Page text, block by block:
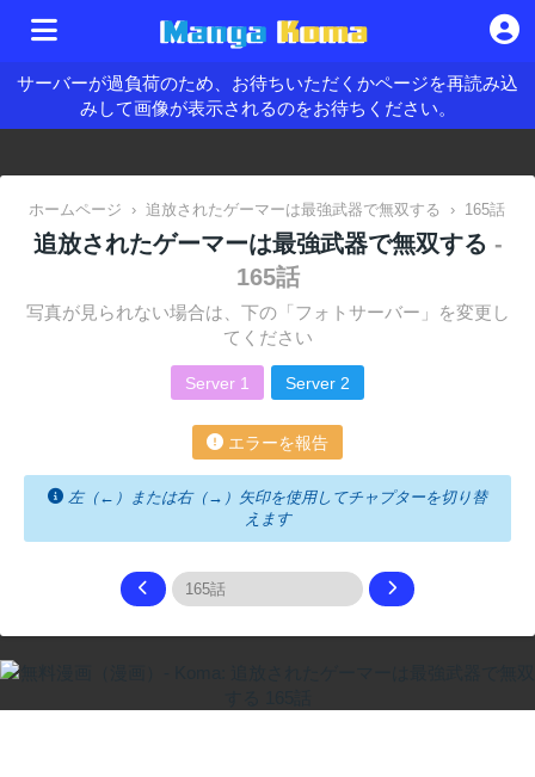
サーバーが過負荷のため、お待ちいただくかページを再読み込
みして画像が表示されるのをお待ちください。
ホームページ › 追放されたゲーマーは最強武器で無双する › 165話
追放されたゲーマーは最強武器で無双する -
165話
写真が見られない場合は、下の「フォトサーバー」を変更し
てください
Server 1 Server 2
エラーを報告
左（←）または右（→）矢印を使用してチャプターを切り替
えます